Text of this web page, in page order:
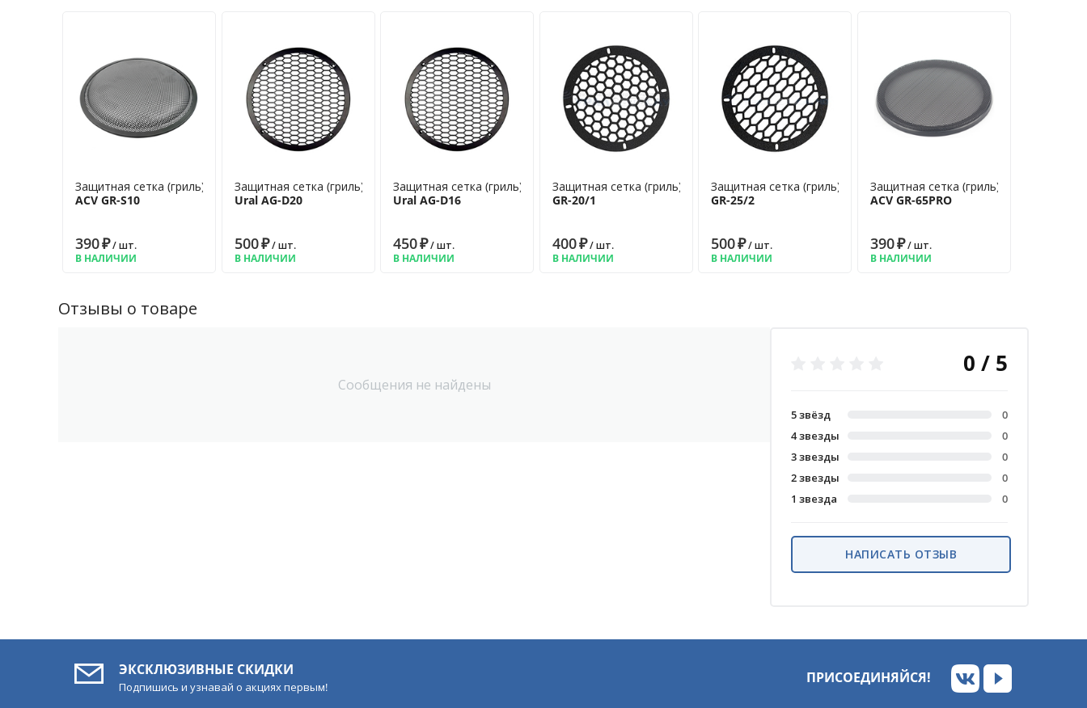
Защитная сетка (гриль)
ACV GR-S10
390₽/ шт.
В НАЛИЧИИ
Защитная сетка (гриль)
Ural AG-D20
500₽/ шт.
В НАЛИЧИИ
Защитная сетка (гриль)
Ural AG-D16
450₽/ шт.
В НАЛИЧИИ
Защитная сетка (гриль)
GR-20/1
400₽/ шт.
В НАЛИЧИИ
Защитная сетка (гриль)
GR-25/2
500₽/ шт.
В НАЛИЧИИ
Защитная сетка (гриль)
ACV GR-65PRO
390₽/ шт.
В НАЛИЧИИ
Отзывы о товаре
Сообщения не найдены
0 / 5
5 звёзд
0
4 звезды
0
3 звезды
0
2 звезды
0
1 звезда
0
НАПИСАТЬ ОТЗЫВ
ЭКСКЛЮЗИВНЫЕ СКИДКИ
Подпишись и узнавай о акциях первым!
ПРИСОЕДИНЯЙСЯ!